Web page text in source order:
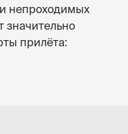
непроходимых
значительно
прилёта: